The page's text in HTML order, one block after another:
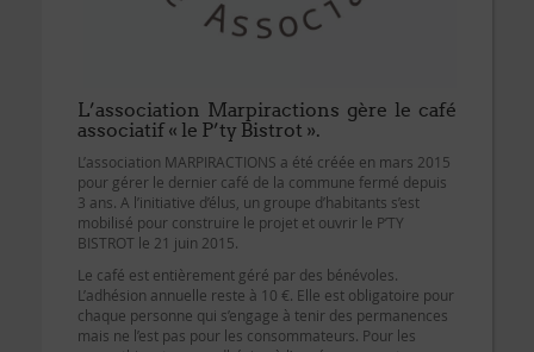
L’association Marpiractions gère le café
associatif « le P’ty Bistrot ».
L’association MARPIRACTIONS a été créée en mars 2015
pour gérer le dernier café de la commune fermé depuis
3 ans. A l’initiative d’élus, un groupe d’habitants s’est
mobilisé pour construire le projet et ouvrir le P’TY
BISTROT le 21 juin 2015.
Le café est entièrement géré par des bénévoles.
L’adhésion annuelle reste à 10 €. Elle est obligatoire pour
chaque personne qui s’engage à tenir des permanences
mais ne l’est pas pour les consommateurs. Pour les